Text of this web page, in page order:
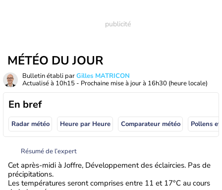
MÉTÉO DU JOUR
Bulletin établi parGilles MATRICON
Actualisé à 10h15 - Prochaine mise à jour à 16h30 (heure locale)
En bref
Radar météo Heure par Heure Comparateur météo Pollens
Résumé de l’expert
Cet après-midi à Joffre, Développement des éclaircies. Pas de
précipitations.
Les températures seront comprises entre 11 et 17°C au cours